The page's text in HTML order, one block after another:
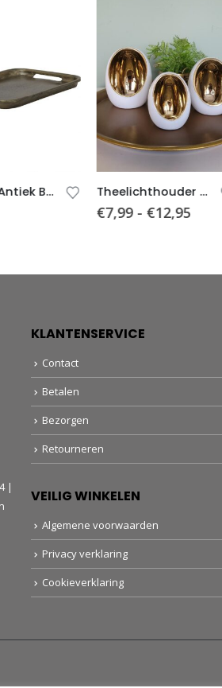
Theelichthouder PIM – Wit/Goud – 3 formaten
12,95 €
|
KLANTENSERVICE
Contact
Betalen
Bezorgen
Retourneren
VEILIG WINKELEN
Algemene voorwaarden
Privacy verklaring
Cookieverklaring